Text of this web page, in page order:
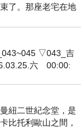
了。那座老宅在地
黑暗，
▽043_吉
六 00:00:
紐二世紀念堂，是
比托利歐山之間，